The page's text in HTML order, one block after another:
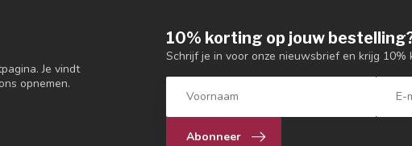
Je vindt
opnemen.
10% korting op jouw
Schrijf je in voor onze nieuwsbrief en krijg 10%
Abonneer